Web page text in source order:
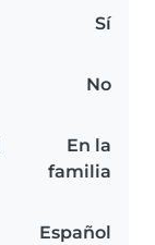
Sí
No
En la
familia
Español